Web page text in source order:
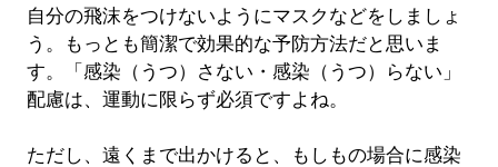
自分の飛沫をつけないようにマスクなどをしましょ
う。もっとも簡潔で効果的な予防方法だと思いま
す。「感染（うつ）さない・感染（うつ）らない」
配慮は、運動に限らず必須ですよね。
ただし、遠くまで出かけると、もしもの場合に感染